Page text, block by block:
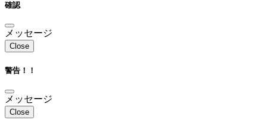
確認
メッセージ
Close
警告！！
メッセージ
Close